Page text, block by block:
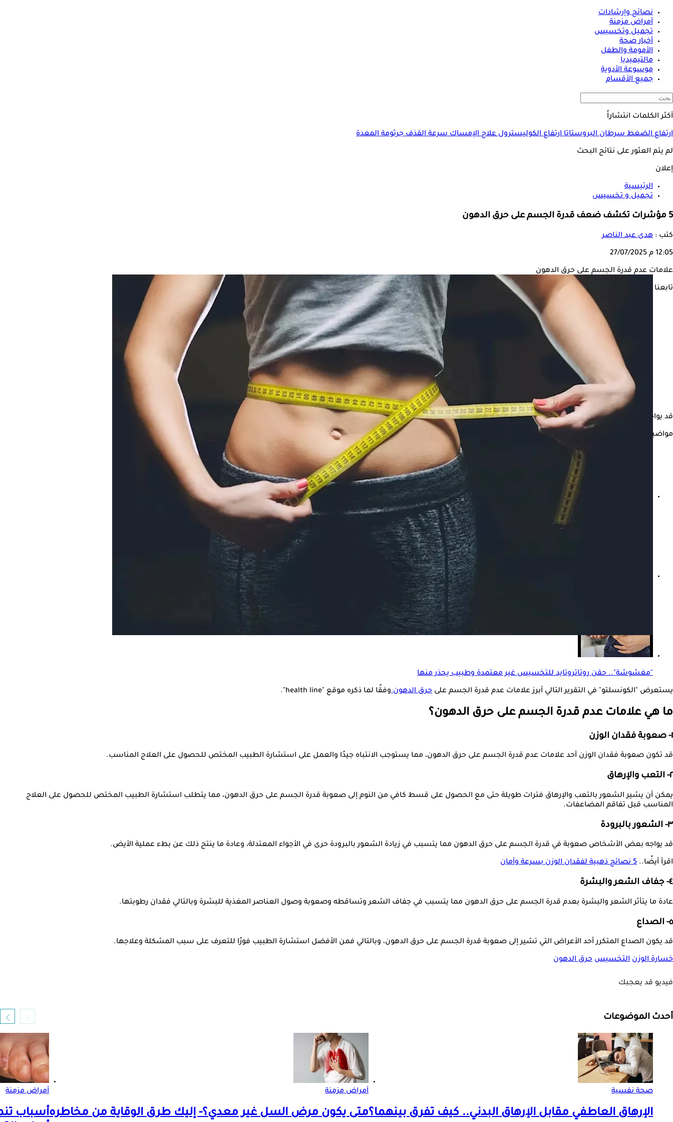
نصائح وإرشادات
أمراض مزمنة
تجميل وتخسيس
أخبار صحة
الأمومة والطفل
مالتيميديا
موسوعة الأدوية
جميع الأقسام
أكثر الكلمات انتشاراً
ارتفاع الضغطسرطان البروستاتاارتفاع الكوليسترولعلاج الإمساكسرعة القذفجرثومة المعدة
لم يتم العثور على نتائج البحث
إعلان
الرئيسية
تجميل و تخسيس
5 مؤشرات تكشف ضعف قدرة الجسم على حرق الدهون
كتب : هدى عبد الناصر
12:05 م 27/07/2025
علامات عدم قدرة الجسم على حرق الدهون
تابعنا على
قد يواجه بعض الأشخاص صعوبة في حرق دهون الجسم، مما ينتج عنه بعض الأعراض المزعجة التي تتطلب استشارة الطبيب المختص، للحصول على العلاج المناسب.
مواضيع ذات صلة
الصيف أم الشتاء أفضل لخسارة الوزن؟.. استشاري تغذية يجيب
حسب النوع- خبير تغذية يوضح طريقة عمل حقن التخسيس "فيديو"
"مغشوشة".. حقن روتاتروتايد للتخسيس غير معتمدة وطبيب يحذر منها
يستعرض "الكونسلتو" في التقرير التالي أبرز علامات عدم قدرة الجسم على حرق الدهونوفقًا لما ذكره موقع "health line".
ما هي علامات عدم قدرة الجسم على حرق الدهون؟
١- صعوبة فقدان الوزن
قد تكون صعوبة فقدان الوزن أحد علامات عدم قدرة الجسم على حرق الدهون، مما يستوجب الانتباه جيدًا والعمل على استشارة الطبيب المختص للحصول على العلاج المناسب.
٢- التعب والإرهاق
يمكن أن يشير الشعور بالتعب والإرهاق فترات طويلة حتى مع الحصول على قسط كافي من النوم إلى صعوبة قدرة الجسم على حرق الدهون، مما يتطلب استشارة الطبيب المختص للحصول على العلاج
المناسب قبل تفاقم المضاعفات.
٣- الشعور بالبرودة
قد يواجه بعض الأشخاص صعوبة في قدرة الجسم على حرق الدهون مما يتسبب في زيادة الشعور بالبرودة حرى في الأجواء المعتدلة، وعادة ما ينتج ذلك عن بطء عملية الأيض.
اقرأ أيضًا.. 5 نصائح ذهبية لفقدان الوزن بسرعة وأمان
٤- جفاف الشعر والبشرة
عادة ما يتأثر الشعر والبشرة بعدم قدرة الجسم على حرق الدهون مما يتسبب في جفاف الشعر وتساقطه وصعوبة وصول العناصر المغذية للبشرة وبالتالي فقدان رطوبتها.
٥- الصداع
قد يكون الصداع المتكرر أحد الأعراض التي تشير إلى صعوبة قدرة الجسم على حرق الدهون، وبالتالي فمن الأفضل استشارة الطبيب فورًا للتعرف على سبب المشكلة وعلاجها.
خسارة الوزن التخسيس حرق الدهون
فيديو قد يعجبك
أحدث الموضوعات
صحة نفسية
الإرهاق العاطفي مقابل الإرهاق البدني.. كيف تفرق بينهما؟
أمراض مزمنة
متى يكون مرض السل غير معدي؟- إليك طرق الوقاية من مخاطره
أمراض مزمنة
أسباب